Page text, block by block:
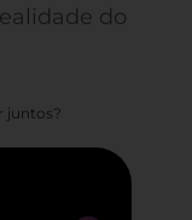
do
juntos?